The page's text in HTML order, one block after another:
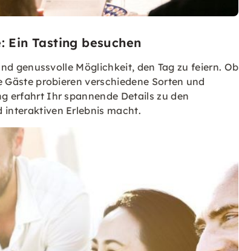
Tasting besuchen
genussvolle Möglichkeit, den Tag zu feiern. Ob
probieren verschiedene Sorten und
erfahrt Ihr spannende Details zu den
interaktiven Erlebnis macht.